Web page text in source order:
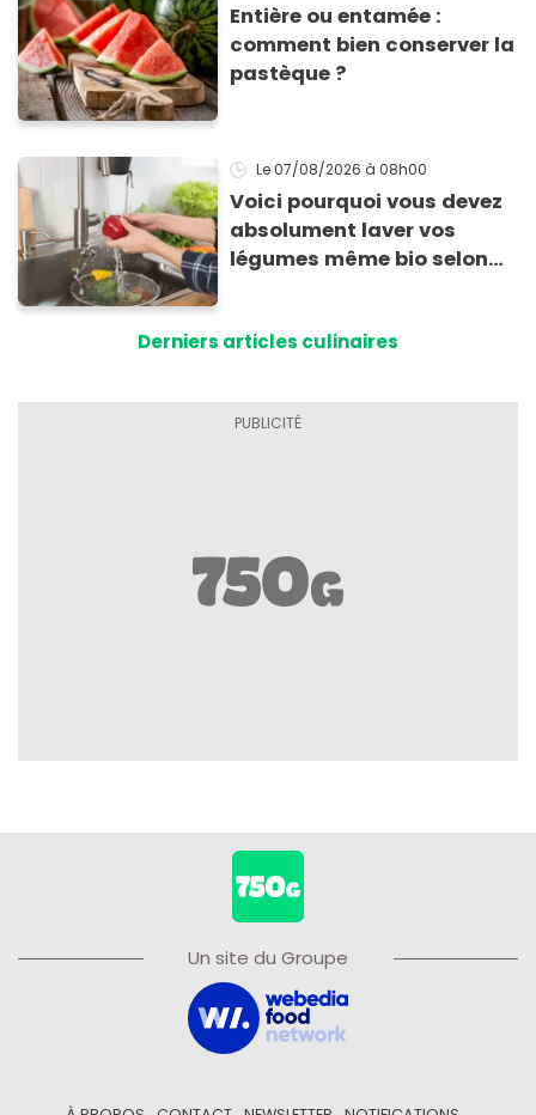
Entière ou entamée :
comment bien conserver la
pastèque ?
Le 07/08/2026 à 08h00
Voici pourquoi vous devez
absolument laver vos
légumes même bio selon
Derniers articles culinaires
Un site du Groupe